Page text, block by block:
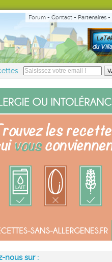
Forum - Contact - Partenaires -
:
nous sur :